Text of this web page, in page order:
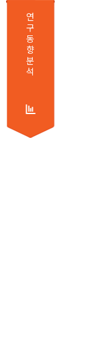
연
구
동
향
분
석